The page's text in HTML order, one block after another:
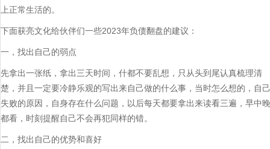
上正常生活的。
下面获亮文化给伙伴们一些2023年负债翻盘的建议：​
一，找出自己的弱点
先拿出一张纸，拿出三天时间，什都不要乱想，只从头到尾认真梳理清
楚，并且一定要冷静乐观的写出来自己做的什么事，当时怎么想的，自己
失败的原因，自身存在什么问题，以后每天都要拿出来读看三遍，早中晚
都看，时刻提醒自己不会再犯同样的错。
二，找出自己的优势和喜好